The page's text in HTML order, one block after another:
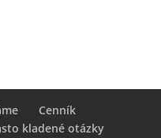
Cenník
kladené otázky